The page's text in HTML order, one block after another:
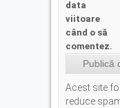
data
viitoare
când o să
comentez.
Acest site
reduce